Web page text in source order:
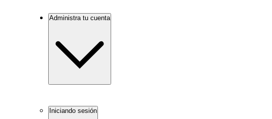
Administra tu cuenta
Iniciando sesión